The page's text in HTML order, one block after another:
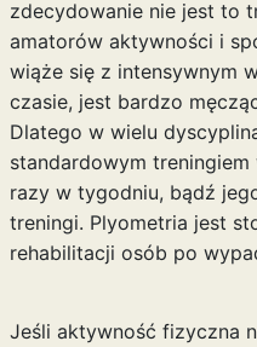
zdecydowanie nie jest to
amatorów aktywności i
wiąże się z intensywnym
czasie, jest bardzo
Dlatego w wielu
standardowym
razy w tygodniu, bądź
treningi. Plyometria jest
rehabilitacji osób po
Jeśli aktywność fizyczna